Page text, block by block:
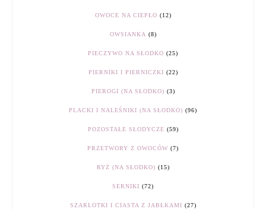
OWOCE NA CIEPŁO (12)
OWSIANKA (8)
PIECZYWO NA SŁODKO (25)
PIERNIKI I PIERNICZKI (22)
PIEROGI (NA SŁODKO) (3)
PLACKI I NALEŚNIKI (NA SŁODKO) (96)
POZOSTAŁE SŁODYCZE (59)
PRZETWORY Z OWOCÓW (7)
RYŻ (NA SŁODKO) (15)
SERNIKI (72)
SZARLOTKI I CIASTA Z JABŁKAMI (27)